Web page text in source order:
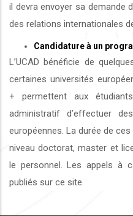
il devra envoyer sa demande
des relations internationales
Candidature à un
L’UCAD bénéficie de
certaines universités
+ permettent aux
administratif d’effectuer
européennes. La durée de
niveau doctorat, master et
le personnel. Les appels à
publiés sur ce site.